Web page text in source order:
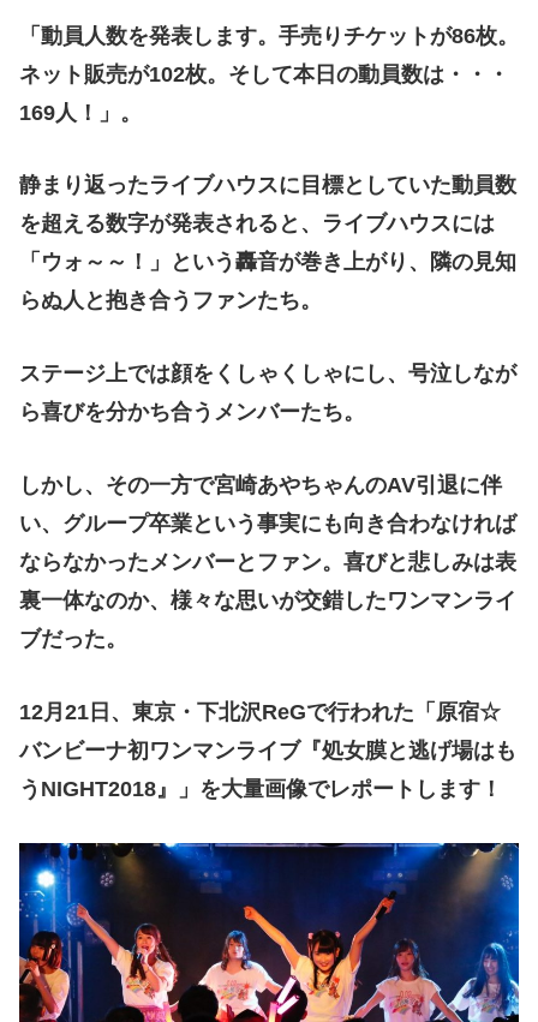
「動員人数を発表します。手売りチケットが86枚。
ネット販売が102枚。そして本日の動員数は・・・
169人！」。
静まり返ったライブハウスに目標としていた動員数
を超える数字が発表されると、ライブハウスには
「ウォ～～！」という轟音が巻き上がり、隣の見知
らぬ人と抱き合うファンたち。
ステージ上では顔をくしゃくしゃにし、号泣しなが
ら喜びを分かち合うメンバーたち。
しかし、その一方で宮崎あやちゃんのAV引退に伴
い、グループ卒業という事実にも向き合わなければ
ならなかったメンバーとファン。喜びと悲しみは表
裏一体なのか、様々な思いが交錯したワンマンライ
ブだった。
12月21日、東京・下北沢ReGで行われた「原宿☆
バンビーナ初ワンマンライブ『処女膜と逃げ場はも
うNIGHT2018』」を大量画像でレポートします！